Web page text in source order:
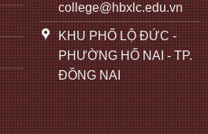
college@hbxlc.edu.vn
KHU PHỐ LỘ ĐỨC -
PHƯỜNG HỐ NAI - TP.
ĐỒNG NAI